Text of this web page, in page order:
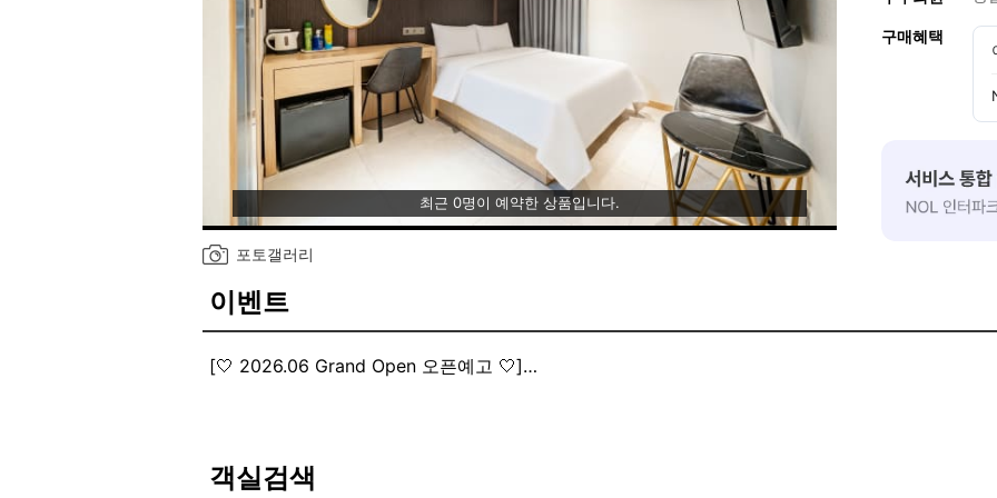
최근 0명이 예약한 상품입니다.
포토갤러리
구매혜택
이벤트
[🤍 2026.06 Grand Open 오픈예고 🤍]
객실검색